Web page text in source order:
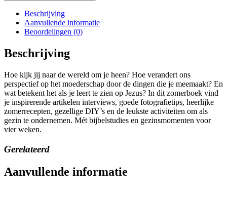
Beschrijving
Aanvullende informatie
Beoordelingen (0)
Beschrijving
Hoe kijk jij naar de wereld om je heen? Hoe verandert ons
perspectief op het moederschap door de dingen die je meemaakt? En
wat betekent het als je leert te zien op Jezus? In dit zomerboek vind
je inspirerende artikelen interviews, goede fotografietips, heerlijke
zomerrecepten, gezellige DIY’s en de leukste activiteiten om als
gezin te ondernemen. Mét bijbelstudies en gezinsmomenten voor
vier weken.
Gerelateerd
Aanvullende informatie